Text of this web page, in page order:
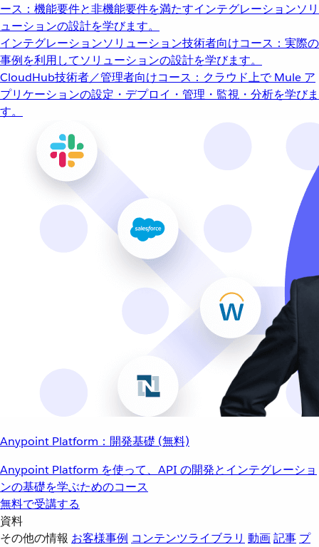
ース：機能要件と非機能要件を満たすインテグレーションソリ
ューションの設計を学びます。
インテグレーションソリューション技術者向けコース：実際の
事例を利用してソリューションの設計を学びます。
CloudHub技術者／管理者向けコース：クラウド上で Mule ア
プリケーションの設定・デプロイ・管理・監視・分析を学びま
す。
Anypoint Platform：開発基礎 (無料)
Anypoint Platform を使って、API の開発とインテグレーショ
ンの基礎を学ぶためのコース
無料で受講する
資料
その他の情報 お客様事例 コンテンツライブラリ 動画記事 プ